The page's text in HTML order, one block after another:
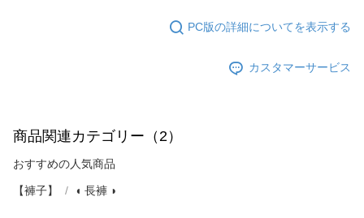
PC版の詳細についてを表示する
カスタマーサービス
商品関連カテゴリー（2）
おすすめの人気商品
【褲子】 ◖ 長褲 ◗